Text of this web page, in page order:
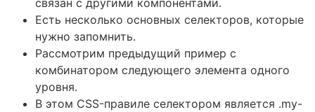
связан с другими компонентами.
Есть несколько основных селекторов, которые
нужно запомнить.
Рассмотрим предыдущий пример с
комбинатором следующего элемента одного
уровня.
В этом CSS-правиле селектором является .my-